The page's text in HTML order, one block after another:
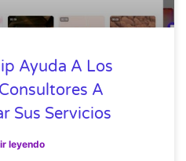
Ayuda A Los
A
Sus Servicios
leyendo